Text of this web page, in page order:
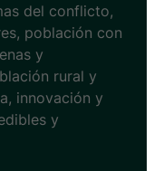
del conflicto,
población con
y
rural y
innovación y
y